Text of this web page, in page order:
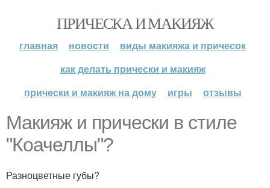
ПРИЧЕСКА И МАКИЯЖ
главная новости
виды макияжа и причесок
как делать прически и макияж
прически и макияж на дому
игры отзывы
Макияж и прически в стиле
"Коачеллы"?
Разноцветные губы?